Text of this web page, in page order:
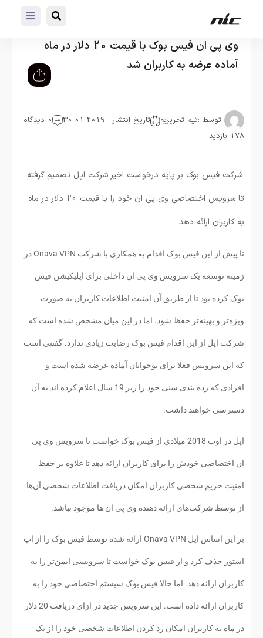
وی پی ان فیس بوک با قیمت 20 دلار در ماه
آماده عرضه به کاربران شد
توسط :تیم تحریریه تاریخ انتشار : 2019-01-30
0 دیدگاه
178 بازدید
شرکت فیس بوک بر پایه درخواست اخیر شرکت اپل تصمیم گرفته
تا سرویس اختصاصی وی پی ان خود را با قیمت 20 دلار در ماه
به کاربران ارائه دهد.
تا پیش از این فیس بوک اقدام به همکاری با شرکت Onava VPN در
زمینه توسعه یک سرویس وی پی ان داخلی برای اپلیکیشن فیس
بوک کرده بود تا از طریق آن امنیت اطلاعات کاربران به صورت
ویژه‌تر و بهینه‌تر حفظ شود. اما در این میان مشخص شده است که
شرکت اپل از این اقدام فیس بوک رضایت زیادی ندارد. گفتنی است
که این سرویس فعلا برای نوجوانان آماده عرضه شده است و
افرادی که رده بندی سنی خود را زیر 19 سال اعلام کرده اند به آن
دسترسی خواهند داشت.
اپل در اوت 2018 میلادی از فیس بوک خواست تا سرویس وی پی
ان اختصاصی خودش را برای کاربران ارائه دهد تا علاوه بر حفظ
امنیت حریم شخصی کاربران امکان دریافت اطلاعات شخصی آن‌ها
از توسط شرکت‌های ارائه دهنده وی پی ان ها موجود نباشد.
بر این اساس اپل Onava VPN ارائه شده توسط فیس بوک را از اپ
استور حذف کرد و از فیس بوک خواست تا سرویسی ایمن‌تر را به
کاربران ارائه دهد. اما حالا فیس بوک سیستم اختصاصی خود را به
کاربران ارائه داده است. این سرویس جدید در ازای دریافت 20 دلار
در ماه به کاربران امکان رد کردن اطلاعات شخصی خود را از یک